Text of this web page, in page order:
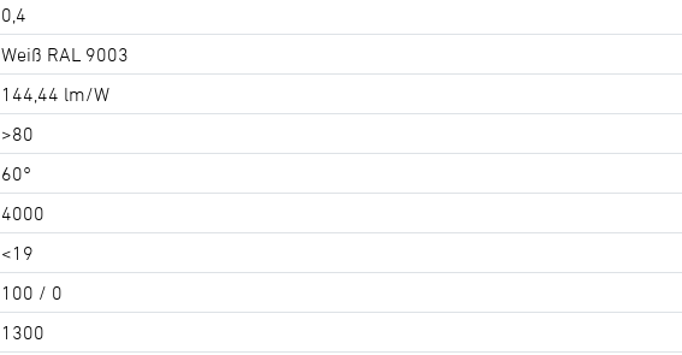
0,4
Weiß RAL 9003
144,44 lm/W
>80
60°
4000
<19
100 / 0
1300